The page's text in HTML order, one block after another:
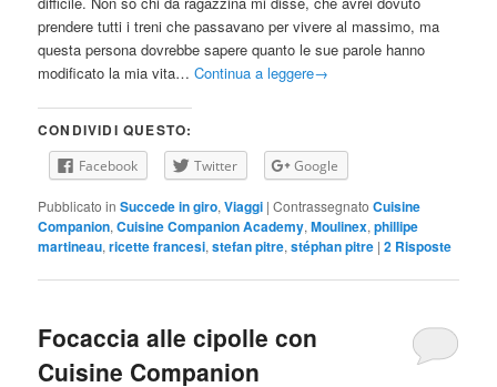
prendere tutti i treni che passavano per vivere al massimo, ma
questa persona dovrebbe sapere quanto le sue parole hanno
modificato la mia vita…Continua a leggere→
CONDIVIDI QUESTO:
Facebook Twitter Google
Pubblicato in Succede in giro,Viaggi |Contrassegnato Cuisine
Companion,Cuisine Companion Academy,Moulinex,phillipe
martineau,ricette francesi,stefan pitre,stéphan pitre |2 Risposte
Focaccia alle cipolle con
Cuisine Companion